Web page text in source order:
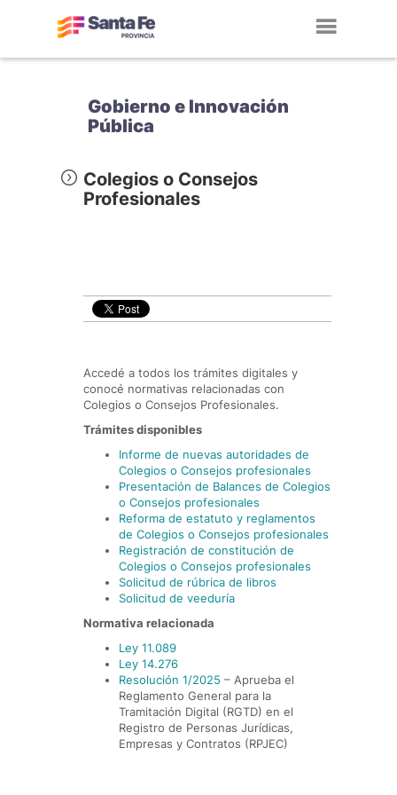
Gobierno e Innovación
Pública
Colegios o Consejos
Profesionales
Accedé a todos los trámites digitales y
conocé normativas relacionadas con
Colegios o Consejos Profesionales.
Trámites disponibles
Informe de nuevas autoridades de
Colegios o Consejos profesionales
Presentación de Balances de Colegios
o Consejos profesionales
Reforma de estatuto y reglamentos
de Colegios o Consejos profesionales
Registración de constitución de
Colegios o Consejos profesionales
Solicitud de rúbrica de libros
Solicitud de veeduría
Normativa relacionada
Ley 11.089
Ley 14.276
Resolución 1/2025 – Aprueba el
Reglamento General para la
Tramitación Digital (RGTD) en el
Registro de Personas Jurídicas,
Empresas y Contratos (RPJEC)